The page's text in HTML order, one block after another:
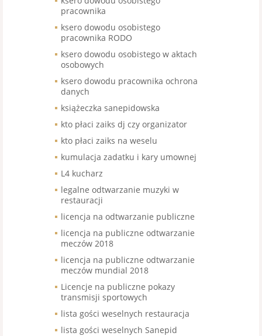
pracownika
ksero dowodu osobistego
pracownika RODO
ksero dowodu osobistego w aktach
osobowych
ksero dowodu pracownika ochrona
danych
książeczka sanepidowska
kto płaci zaiks dj czy organizator
kto płaci zaiks na weselu
kumulacja zadatku i kary umownej
L4 kucharz
legalne odtwarzanie muzyki w
restauracji
licencja na odtwarzanie publiczne
licencja na publiczne odtwarzanie
meczów 2018
licencja na publiczne odtwarzanie
meczów mundial 2018
Licencje na publiczne pokazy
transmisji sportowych
lista gości weselnych restauracja
lista gości weselnych Sanepid